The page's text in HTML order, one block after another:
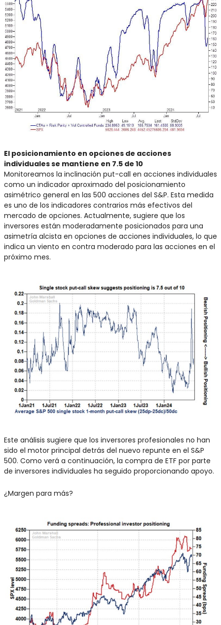
El posicionamiento en opciones de acciones
individuales se mantiene en 7.5 de 10
Monitoreamos la inclinación put-call en acciones individuales
como un indicador aproximado del posicionamiento
asimétrico general en las 500 acciones del S&P. Esta medida
es uno de los indicadores contrarios más efectivos del
mercado de opciones. Actualmente, sugiere que los
inversores están moderadamente posicionados para una
asimetría alcista en opciones de acciones individuales, lo que
indica un viento en contra moderado para las acciones en el
próximo mes.
Este análisis sugiere que los inversores profesionales no han
sido el motor principal detrás del nuevo repunte en el S&P
500. Como verá a continuación, la compra de ETF por parte
de inversores individuales ha seguido proporcionando apoyo.
¿Margen para más?